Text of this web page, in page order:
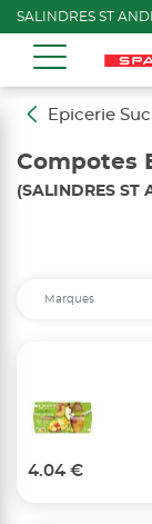
SALINDRES ST
Epicerie
Compotes
(SALINDRES ST
4.04 €